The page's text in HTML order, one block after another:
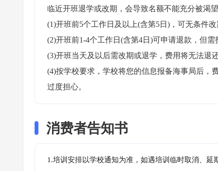
临近开班退学或改期，会导致名额不能充分被渴
(1)开班前5个工作日及以上(含第5日)，可无条件
(2)开班前1-4个工作日(含第4日)可申请退款，但
(3)开班当天及以后需改期或退学，费用将无法退
(4)按学校要求，学校将您的信息报备海事局后，
过度担心。
消费者告知书
1.培训安排以学校通知为准，如遇培训临时取消、